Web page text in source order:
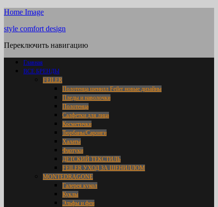
Home Image
style comfort design
Переключить навигацию
Главная
ВСЕ БРЕНДЫ
FEILER
Полотенца шенилл Feiler новые дизайны
Пледы и наволочки
Полотенца
Салфетки для лица
Косметички
Тюрбаны/Саронги
Халаты
Фартуки
ДЕТСКИЙ ТЕКСТИЛЬ
FEILER УХОД ЗА ШЕНИЛЛОМ
MONTEDRAGONE
Галерея кукол
Куклы
Эльфы и феи